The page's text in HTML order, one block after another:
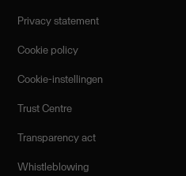
Privacy statement
Cookie policy
Cookie-instellingen
Trust Centre
Transparency act
Whistleblowing